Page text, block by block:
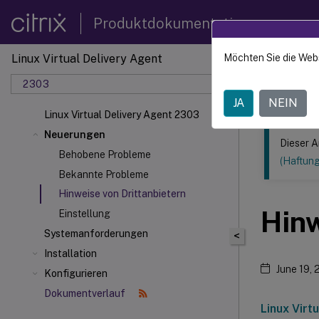
Produktdokumentation
Linux Virtual Delivery Agent
2303
Linux Virtual Delivery Agent 2303
Neuerungen
Behobene Probleme
Bekannte Probleme
Hinweise von Drittanbietern
Einstellung
Systemanforderungen
Installation
Konfigurieren
Dokumentverlauf
Dieser Inhalt
Linux
<
Dieser
June 19,
Linux
Möchten Sie die
JA NEIN